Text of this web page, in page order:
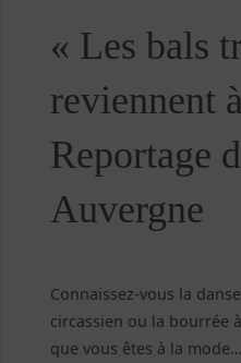
« Les bals
reviennent
Reportage
Auvergne
Connaissez-vous la
circassien ou la bourrée
que vous êtes à la